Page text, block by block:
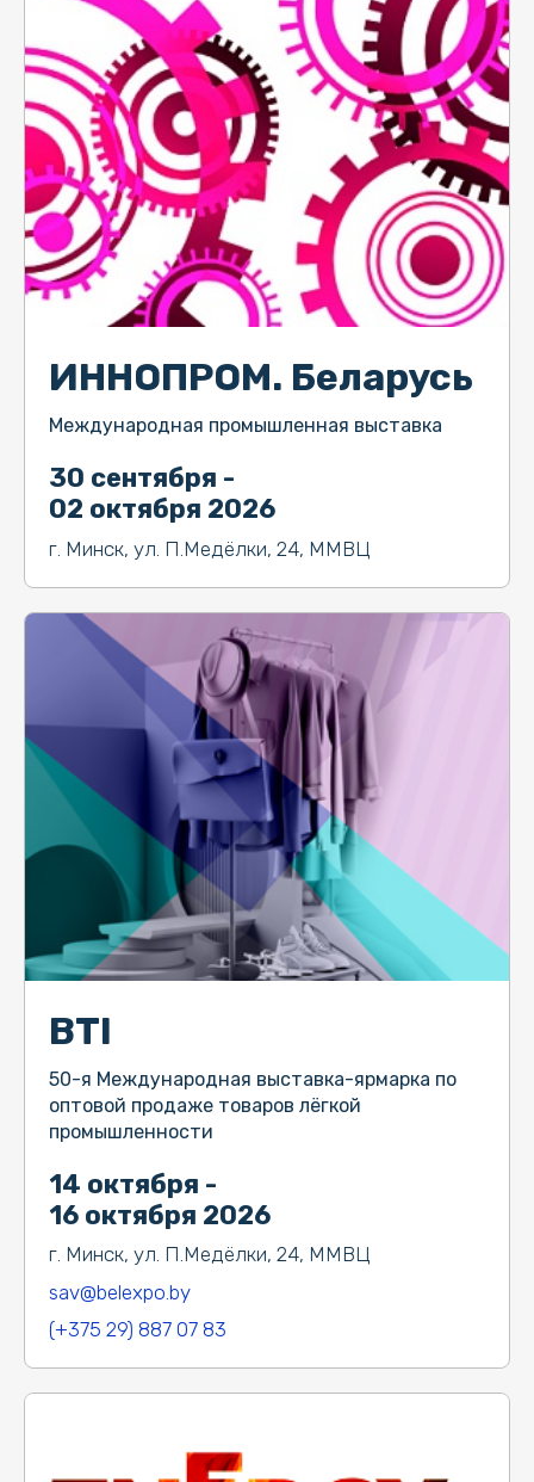
30 сентября -
02 октября 2026
г. Минск, ул. П.Медёлки, 24, ММВЦ
ИННОПРОМ. Беларусь
Международная промышленная выставка
14 октября -
16 октября 2026
г. Минск, ул. П.Медёлки, 24, ММВЦ
sav@belexpo.by
(+375 29) 887 07 83
BTI
50-я Международная выставка-ярмарка по
оптовой продаже товаров лёгкой
промышленности